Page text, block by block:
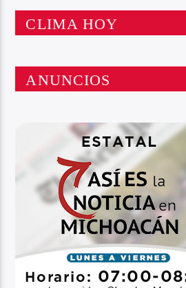
CLIMA HOY
ANUNCIOS